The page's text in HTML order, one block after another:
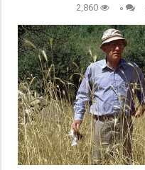
۰ 2,860